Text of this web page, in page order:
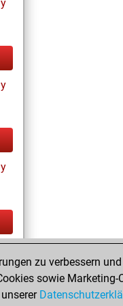
zu verbessern
sowie Marketing-